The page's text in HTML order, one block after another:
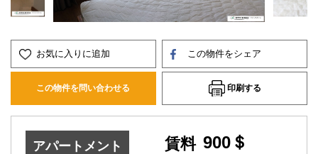
お気に入りに追加 この物件をシェア
この物件を問い合わせる 印刷する
アパートメント 賃料 900＄